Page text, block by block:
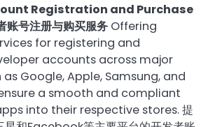
Registration and Purchase
号注册与购买服务 Offering
for registering and
accounts across major
Google, Apple, Samsung, and
a smooth and compliant
into their respective stores. 提